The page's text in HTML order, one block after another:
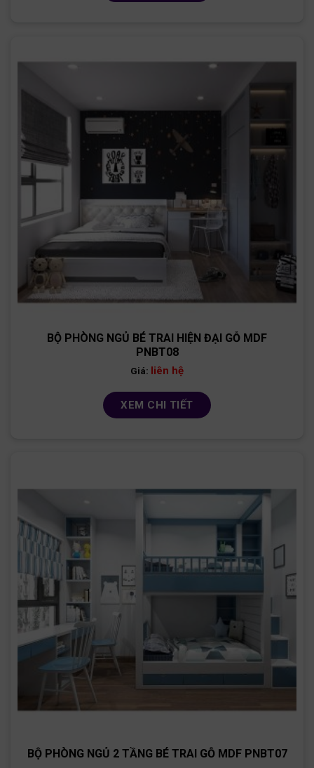
BỘ PHÒNG NGỦ BÉ TRAI HIỆN ĐẠI GỖ MDF
PNBT08
Giá: liên hệ
XEM CHI TIẾT
BỘ PHÒNG NGỦ 2 TẦNG BÉ TRAI GỖ MDF PNBT07